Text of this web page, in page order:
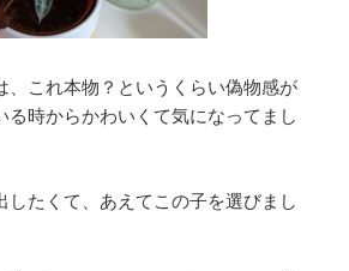
、これ本物？というくらい偽物感が
る時からかわいくて気になってまし
したくて、あえてこの子を選びまし